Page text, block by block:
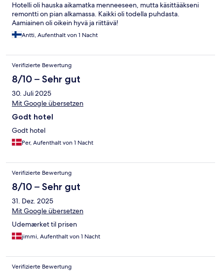
Hotelli oli hauska aikamatka menneeseen, mutta käsittääkseni
remontti on pian alkamassa. Kaikki oli todella puhdasta.
Aamiainen oli oikein hyvä ja riittävä!
Antti, Aufenthalt von 1 Nacht
Verifizierte Bewertung
8/10 – Sehr gut
30. Juli 2025
Mit Google übersetzen
Godt hotel
Godt hotel
Per, Aufenthalt von 1 Nacht
Verifizierte Bewertung
8/10 – Sehr gut
31. Dez. 2025
Mit Google übersetzen
Udemærket til prisen
jimmi, Aufenthalt von 1 Nacht
Verifizierte Bewertung